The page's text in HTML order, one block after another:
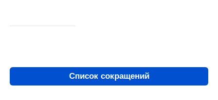
Список сокращений